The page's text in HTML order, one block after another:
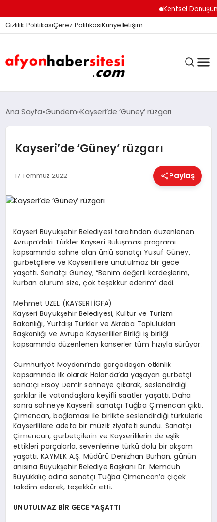
Kentsel Dönüşüm
Gizlilik PolitikasıÇerez PolitikasıKünyeİletişim
ANASAYFA
GÜNDEM
EKONOMI
MAGAZIN
SAĞLIK
SPOR
TEKNOLOJI
Ana Sayfa Gündem Kayseri’de ‘Güney’ rüzgarı
Kayseri’de ‘Güney’ rüzgarı
17 Temmuz 2022 Paylaş
Kayseri Büyükşehir Belediyesi tarafından düzenlenen
Avrupa’daki Türkler Kayseri Buluşması programı
kapsamında sahne alan ünlü sanatçı Yusuf Güney,
gurbetçilere ve Kayserililere unutulmaz bir gece
yaşattı. Sanatçı Güney, “Benim değerli kardeşlerim,
kurban olurum size, çok teşekkür ederim” dedi.
Mehmet UZEL (KAYSERİ İGFA)
Kayseri Büyükşehir Belediyesi, Kültür ve Turizm
Bakanlığı, Yurtdışı Türkler ve Akraba Toplulukları
Başkanlığı ve Avrupa Kayserililer Birliği iş birliği
kapsamında düzenlenen konserler tüm hızıyla sürüyor.
Cumhuriyet Meydanı’nda gerçekleşen etkinlik
kapsamında ilk olarak Holanda’da yaşayan gurbetçi
sanatçı Ersoy Demir sahneye çıkarak, seslendirdiği
şarkılar ile vatandaşlara keyifli saatler yaşattı. Daha
sonra sahneye Kayserili sanatçı Tuğba Çimencan çıktı.
Çimencan, bağlaması ile birlikte seslendirdiği türkülerle
Kayserililere adeta bir müzik ziyafeti sundu. Sanatçı
Çimencan, gurbetçilerin ve Kayserililerin de eşlik
ettikleri parçalarla, sevenlerine türkü dolu bir akşam
yaşattı. KAYMEK A.Ş. Müdürü Denizhan Burhan, günün
anısına Büyükşehir Belediye Başkanı Dr. Memduh
Büyükkılıç adına sanatçı Tuğba Çimencan’a çiçek
takdim ederek, teşekkür etti.
UNUTULMAZ BİR GECE YAŞATTI